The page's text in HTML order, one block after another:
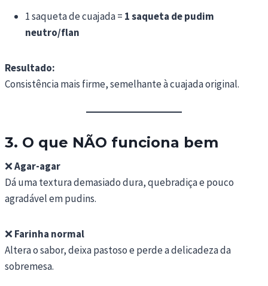
1 saqueta de cuajada = 1 saqueta de pudim
neutro/flan
Resultado:
Consistência mais firme, semelhante à cuajada original.
3. O que NÃO funciona bem
❌Agar-agar
Dá uma textura demasiado dura, quebradiça e pouco
agradável em pudins.
❌Farinha normal
Altera o sabor, deixa pastoso e perde a delicadeza da
sobremesa.